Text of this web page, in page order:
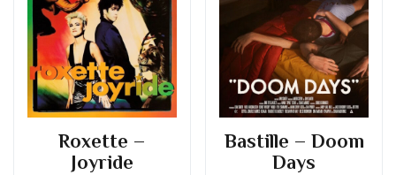
Roxette –
Joyride
Bastille – Doom
Days